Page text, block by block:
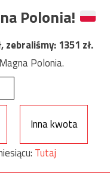
Polonia!
zebraliśmy:1351 zł.
Polonia.
Inna kwota
Tutaj